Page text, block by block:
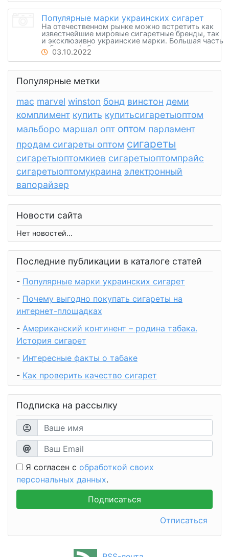
Популярные марки украинских сигарет
На отечественном рынке можно встретить как
известнейшие мировые сигаретные бренды, так
и эксклюзивно украинские марки. Большая часть
табачных фабрик страны принадлежит
крупнейшим международным корпорациям:
British American Tobacco, Philip Morris, Japan
Tobacco и Imperial Brands.
03.10.2022
Популярные метки
mac marvel winston бонд винстон деми
комплимент купить купитьсигаретыоптом
мальборо маршал опт оптом парламент
продам сигареты оптом сигареты
сигаретыоптомкиев сигаретыоптомпрайс
сигаретыоптомукраина электронный
вапорайзер
Новости сайта
Нет новостей...
Последние публикации в каталоге статей
- Популярные марки украинских сигарет
- Почему выгодно покупать сигареты на
интернет-площадках
- Американский континент – родина табака.
История сигарет
- Интересные факты о табаке
- Как проверить качество сигарет
Подписка на рассылку
Я согласен с обработкой своих
персональных данных.
Отписаться